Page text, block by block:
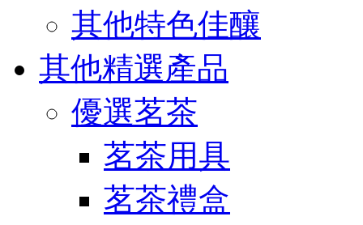
其他特色佳釀
其他精選產品
優選茗茶
茗茶用具
茗茶禮盒